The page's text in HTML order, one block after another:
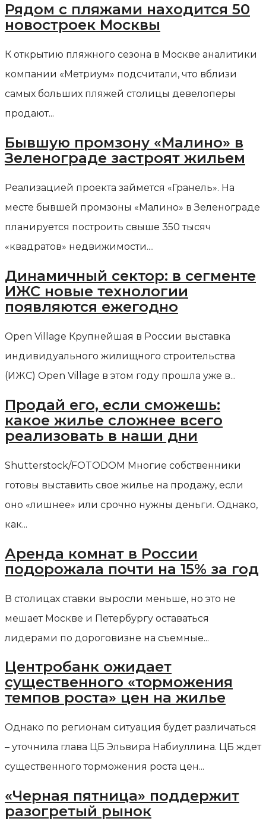
Рядом с пляжами находится 50
новостроек Москвы
К открытию пляжного сезона в Москве аналитики
компании «Метриум» подсчитали, что вблизи
самых больших пляжей столицы девелоперы
продают...
Бывшую промзону «Малино» в
Зеленограде застроят жильем
Реализацией проекта займется «Гранель». На
месте бывшей промзоны «Малино» в Зеленограде
планируется построить свыше 350 тысяч
«квадратов» недвижимости....
Динамичный сектор: в сегменте
ИЖС новые технологии
появляются ежегодно
Open Village Крупнейшая в России выставка
индивидуального жилищного строительства
(ИЖС) Open Village в этом году прошла уже в...
Продай его, если сможешь:
какое жилье сложнее всего
реализовать в наши дни
Shutterstock/FOTODOM Многие собственники
готовы выставить свое жилье на продажу, если
оно «лишнее» или срочно нужны деньги. Однако,
как...
Аренда комнат в России
подорожала почти на 15% за год
В столицах ставки выросли меньше, но это не
мешает Москве и Петербургу оставаться
лидерами по дороговизне на съемные...
Центробанк ожидает
существенного «торможения
темпов роста» цен на жилье
Однако по регионам ситуация будет различаться
– уточнила глава ЦБ Эльвира Набиуллина. ЦБ ждет
существенного торможения роста цен...
«Черная пятница» поддержит
разогретый рынок